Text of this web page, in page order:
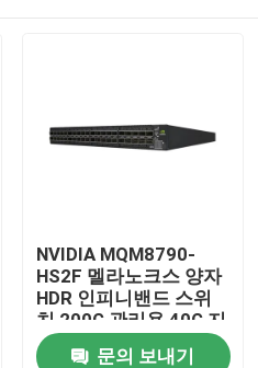
NVIDIA MQM8790-
HS2F 멜라노크스 양자
HDR 인피니밴드 스위
치 200G 관리용 40G 지
능형
문의 보내기